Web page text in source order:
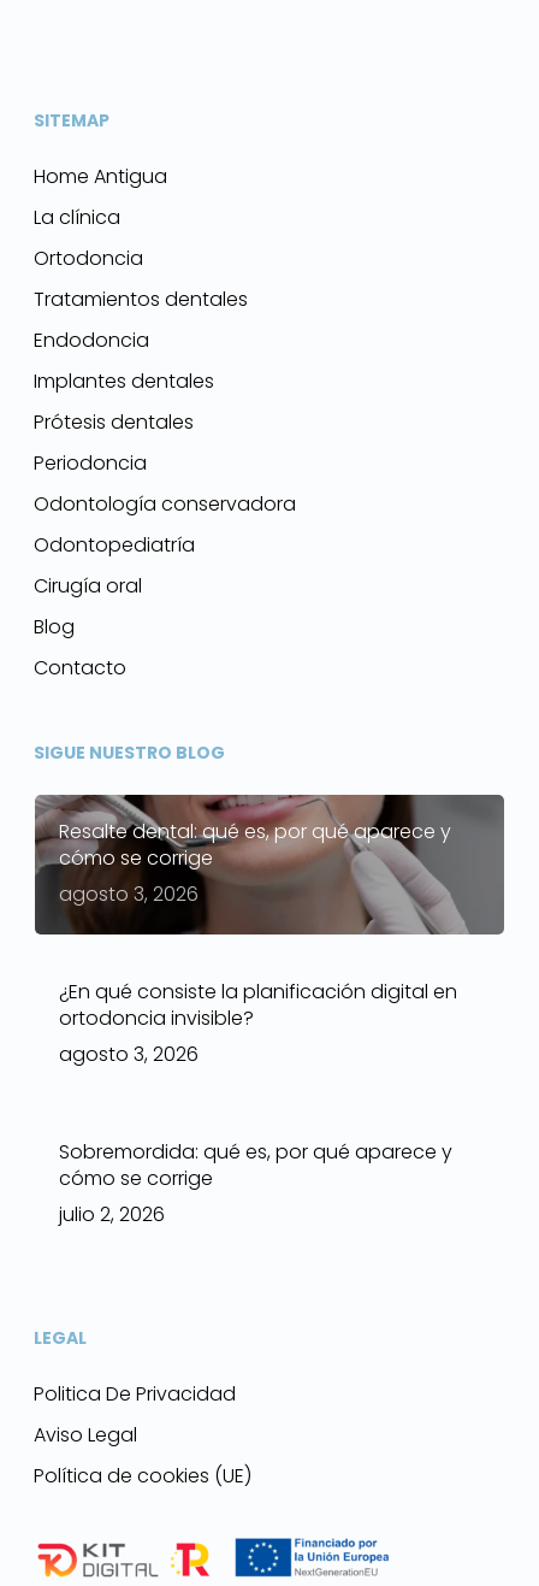
SITEMAP
Home Antigua
La clínica
Ortodoncia
Tratamientos dentales
Endodoncia
Implantes dentales
Prótesis dentales
Periodoncia
Odontología conservadora
Odontopediatría
Cirugía oral
Blog
Contacto
SIGUE NUESTRO BLOG
Resalte dental: qué es, por qué aparece y
cómo se corrige
agosto 3, 2026
¿En qué consiste la planificación digital en
ortodoncia invisible?
agosto 3, 2026
Sobremordida: qué es, por qué aparece y
cómo se corrige
julio 2, 2026
LEGAL
Politica De Privacidad
Aviso Legal
Política de cookies (UE)